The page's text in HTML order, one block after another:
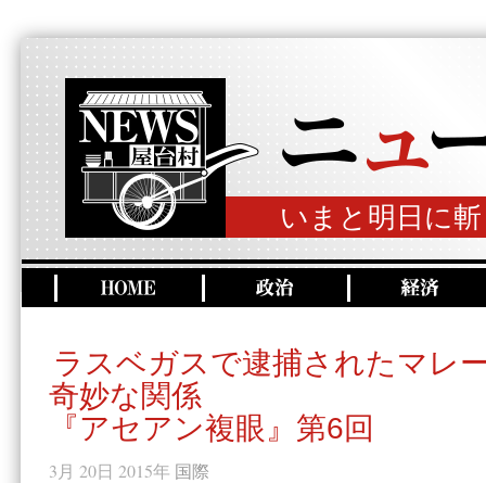
いまと明日に
ラスベガスで逮捕されたマレ
奇妙な関係
『アセアン複眼』第6回
3月 20日 2015年 国際